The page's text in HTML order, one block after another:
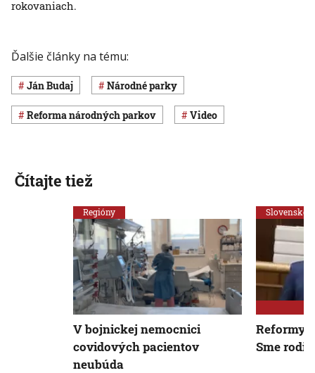
rokovaniach.
Ďalšie články na tému:
Ján Budaj národné parky
reforma národných parkov Video
Čítajte tiež
Regióny
V bojnickej nemocnici
covidových pacientov
neubúda
Slovensko
Reformy
Sme